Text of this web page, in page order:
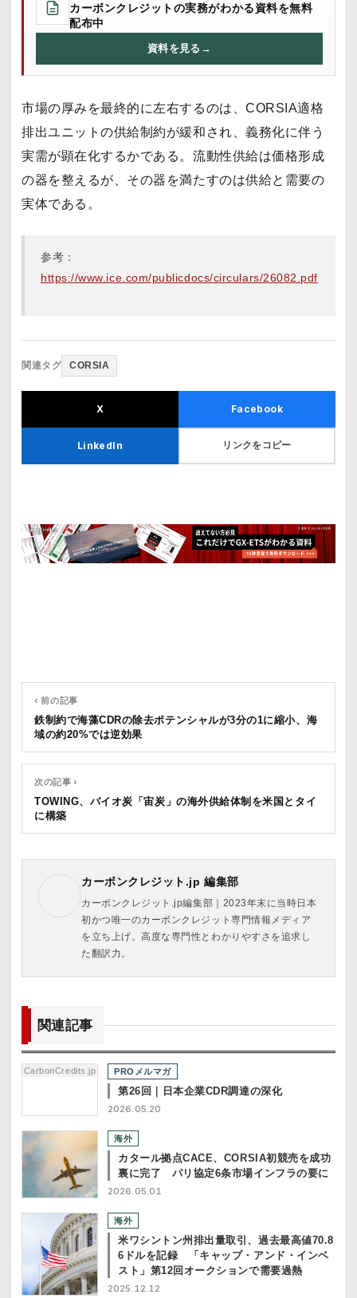
カーボンクレジットの実務がわかる資料を無料
配布中
資料を見る →
市場の厚みを最終的に左右するのは、CORSIA適格
排出ユニットの供給制約が緩和され、義務化に伴う
実需が顕在化するかである。流動性供給は価格形成
の器を整えるが、その器を満たすのは供給と需要の
実体である。
参考：
https://www.ice.com/publicdocs/circulars/26082.pdf
関連タグ CORSIA
X Facebook
LinkedIn リンクをコピー
‹ 前の記事
鉄制約で海藻CDRの除去ポテンシャルが3分の1に縮小、海
域の約20%では逆効果
次の記事 ›
TOWING、バイオ炭「宙炭」の海外供給体制を米国とタイ
に構築
カーボンクレジット.jp 編集部
カーボンクレジット.jp編集部｜2023年末に当時日本
初かつ唯一のカーボンクレジット専門情報メディア
を立ち上げ。高度な専門性とわかりやすさを追求し
た翻訳力。
関連記事
CarbonCredits.jp PROメルマガ
第26回｜日本企業CDR調達の深化
2026.05.20
海外
カタール拠点CACE、CORSIA初競売を成功
裏に完了 パリ協定6条市場インフラの要に
2026.05.01
海外
米ワシントン州排出量取引、過去最高値70.8
6ドルを記録 「キャップ・アンド・インベ
スト」第12回オークションで需要過熱
2025.12.12